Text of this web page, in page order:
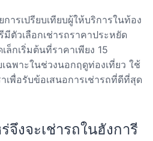
ารเปรียบเทียบผู้ให้บริการในท้อง
ตัวเลือกเช่ารถราคาประหยัด
กเริ่มต้นที่ราคาเพียง 15
พาะในช่วงนอกฤดูท่องเที่ยว ใช้
เพื่อรับข้อเสนอการเช่ารถที่ดีที่สุด
จึงจะเช่ารถในฮังการี